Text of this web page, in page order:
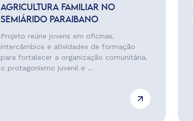
AGRICULTURA FAMILIAR NO
SEMIÁRIDO PARAIBANO
Projeto reúne jovens em oficinas,
intercâmbios e atividades de formação
para fortalecer a organização comunitária,
o protagonismo juvenil e ...